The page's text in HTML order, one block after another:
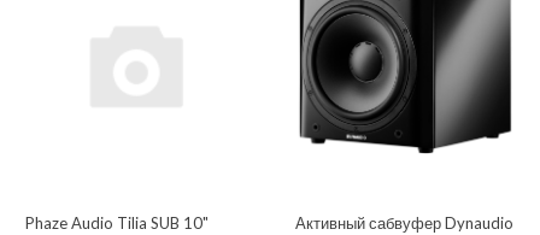
Phaze Audio Tilia SUB 10"
Активный сабвуфер Dynaudio